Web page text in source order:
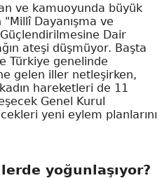
ve kamuoyunda büyük
Dayanışma ve
Dair
ateşi düşmüyor. Başta
Türkiye genelinde
gelen iller netleşirken,
hareketleri de 11
Genel Kurul
yeni eylem planlarını
yoğunlaşıyor?